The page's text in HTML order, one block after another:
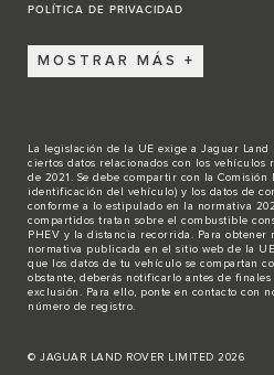
POLÍTICA DE PRIVACIDAD
MOSTRAR MÁS
La legislación de la UE exige a Jaguar
ciertos datos relacionados con los vehículos
de 2021. Se debe compartir con la Comisión
identificación del vehículo) y los datos de
conforme a lo estipulado en la normativa
compartidos tratan sobre el combustible
PHEV y la distancia recorrida. Para obtener
normativa publicada en el sitio web de la UE
que los datos de tu vehículo se compartan
obstante, deberás notificarlo antes de
exclusión. Para ello, ponte en contacto con
número de registro.
© JAGUAR LAND ROVER LIMITED 2026